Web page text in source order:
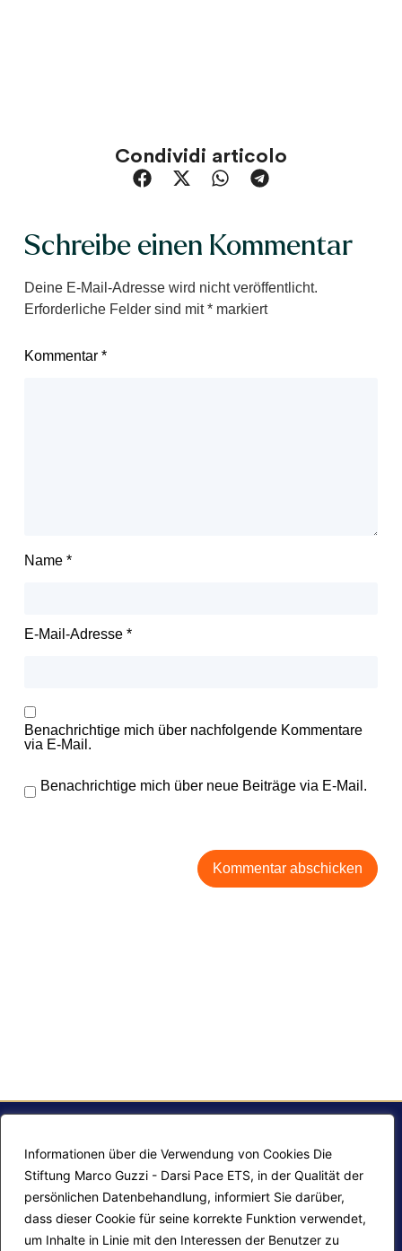
Informationen über die Verwendung von Cookies Die
Stiftung Marco Guzzi - Darsi Pace ETS, in der Qualität der
persönlichen Datenbehandlung, informiert Sie darüber,
dass dieser Cookie für seine korrekte Funktion verwendet,
um Inhalte in Linie mit den Interessen der Benutzer zu
Condividi articolo
Schreibe einen Kommentar
Deine E-Mail-Adresse wird nicht veröffentlicht.
Erforderliche Felder sind mit*markiert
Kommentar *
Name *
E-Mail-Adresse *
Benachrichtige mich über nachfolgende Kommentare
via E-Mail.
Benachrichtige mich über neue Beiträge via E-Mail.